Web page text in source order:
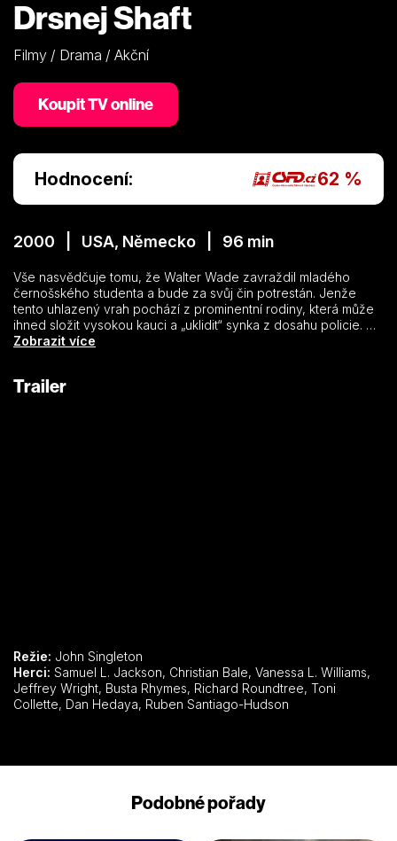
Drsnej Shaft
Filmy / Drama / Akční
Koupit TV online
Hodnocení: 62 %
2000 | USA, Německo | 96 min
Vše nasvědčuje tomu, že Walter Wade zavraždil mladého
černošského studenta a bude za svůj čin potrestán. Jenže
tento uhlazený vrah pochází z prominentní rodiny, která může
ihned složit vysokou kauci a „uklidit“ synka z dosahu policie. Po
dvou letech se Walter tajně vrátí do Spojených států a detektiv
Shaft na protest vrací policejní odznak a na vlastní pěst, s
Zobrazit více
Trailer
Režie: John Singleton
Herci:
Jeffrey Wright, Busta Rhymes, Richard Roundtree, Toni
Collette, Dan Hedaya, Ruben Santiago-Hudson
Podobné pořady